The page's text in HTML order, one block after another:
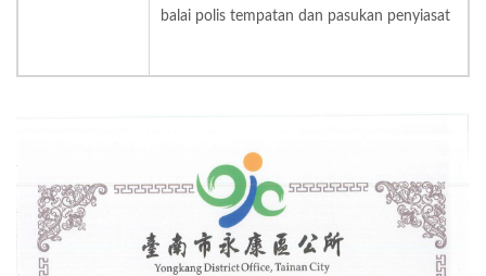
balai polis tempatan dan pasukan penyiasat